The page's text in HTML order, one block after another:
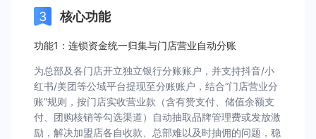
核心功能
功能1：连锁资金统一归集与门店营业自动分账
为总部及各门店开立独立银行分账账户，并支持抖音/小
红书/美团等公域平台提现至分账账户，结合“门店营业分
账”规则，按门店实收营业款（含有赞支付、储值余额支
付、团购核销等勾选渠道）自动抽取品牌管理费或发放激
励，解决加盟店各自收款、总部难以及时抽佣的问题，稳